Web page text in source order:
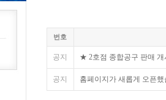
번호
공지 ★ 2호점 종합공구 판매 개
공지 홈페이지가 새롭게 오픈